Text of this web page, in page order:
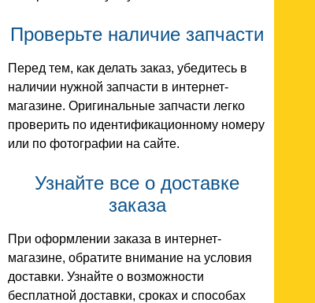
Проверьте наличие запчасти
Перед тем, как делать заказ, убедитесь в
наличии нужной запчасти в интернет-
магазине. Оригинальные запчасти легко
проверить по идентификационному номеру
или по фотографии на сайте.
Узнайте все о доставке
заказа
При оформлении заказа в интернет-
магазине, обратите внимание на условия
доставки. Узнайте о возможности
бесплатной доставки, сроках и способах